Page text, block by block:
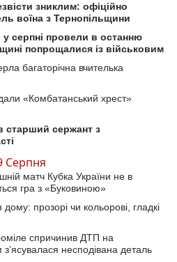
зниклим: офіційно
воїна з Тернопільщини
у серпні провели в останню
попрощалися із військовим
багаторічна вчителька
«Комбатанський хрест»
старший сержант з
Серпня
матч Кубка України не в
гра з «Буковиною»
прозорі чи кольорові, гладкі
спричинив ДТП на
несподівана деталь